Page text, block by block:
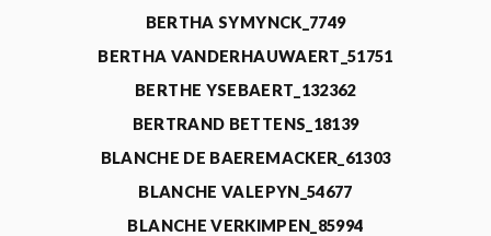
BERTHA SYMYNCK_7749
BERTHA VANDERHAUWAERT_51751
BERTHE YSEBAERT_132362
BERTRAND BETTENS_18139
BLANCHE DE BAEREMACKER_61303
BLANCHE VALEPYN_54677
BLANCHE VERKIMPEN_85994